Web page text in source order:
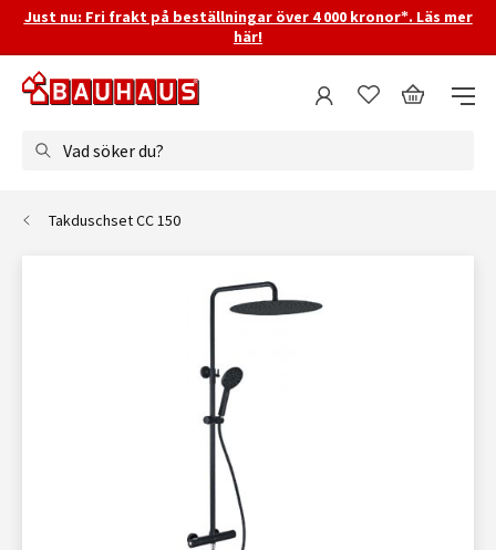
Just nu: Fri frakt på beställningar över 4 000 kronor*. Läs mer
här!
Vad söker du?
Takduschset CC 150